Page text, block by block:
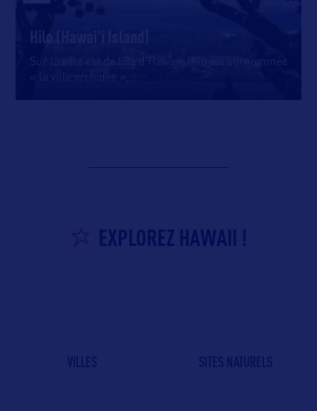
Hilo (Hawai'i Island)
Sur la côte est de l’île d’Hawaii, Hilo est surnommée
« la ville orchidée »,
EXPLOREZ HAWAII !
VILLES SITES NATURELS